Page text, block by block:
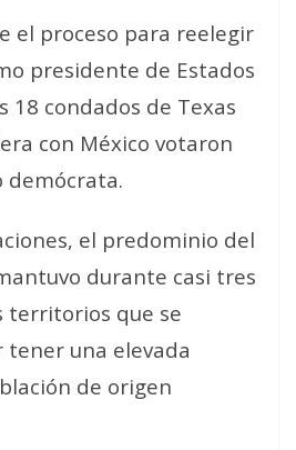
el proceso para reelegir
presidente de Estados
18 condados de Texas
con México votaron
demócrata.
el predominio del
durante casi tres
territorios que se
una elevada
de origen